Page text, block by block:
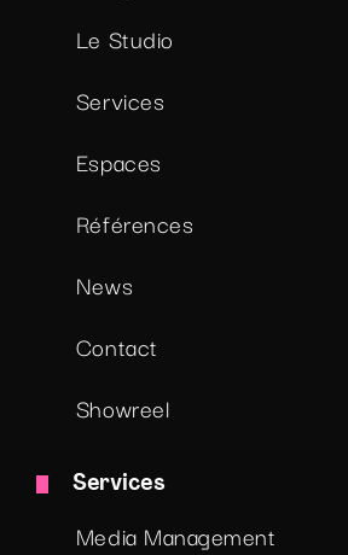
Le Studio
Services
Espaces
Références
News
Contact
Showreel
Services
Media Management